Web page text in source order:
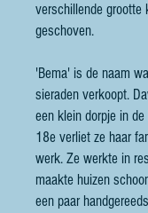
verschillende grootte
geschoven.
'Bema' is de naam
sieraden verkoopt.
een klein dorpje in
18e verliet ze haar
werk. Ze werkte in
maakte huizen
een paar